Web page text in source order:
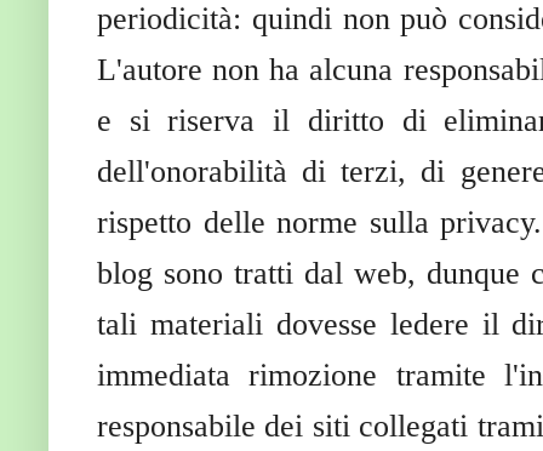
periodicità: quindi non può
L'autore non ha alcuna
e si riserva il diritto di
dell'onorabilità di terzi, di
rispetto delle norme sulla
blog sono tratti dal web, dunque
tali materiali dovesse ledere il
immediata rimozione tramite
responsabile dei siti collegati